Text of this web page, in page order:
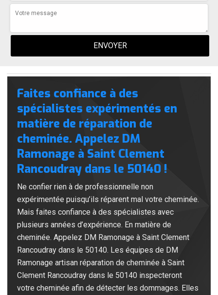
Faites confiance à des
spécialistes expérimentés en
matière de réparation de
cheminée. Appelez DM
Ramonage à Saint Clement
Rancoudray dans le 50140 !
Ne confier rien à de professionnelle non
expérimentée puisqu’ils réparent mal votre cheminée.
Mais faites confiance à des spécialistes avec
plusieurs années d’expérience. En matière de
cheminée. Appelez DM Ramonage à Saint Clement
Rancoudray dans le 50140. Les équipes de DM
Ramonage artisan réparation de cheminée à Saint
Clement Rancoudray dans le 50140 inspecteront
votre cheminée afin de détecter les dommages. Elles